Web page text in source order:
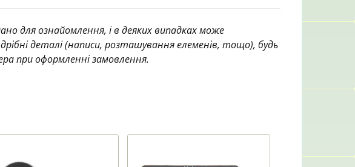
для ознайомлення, і в деяких випадках може
деталі (написи, розташування елеменів, тощо), будь
при оформленні замовлення.